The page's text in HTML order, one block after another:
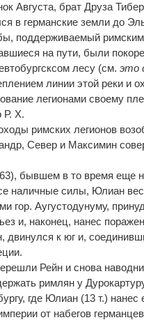
Августа, брат Друза
в германские земли до
поддерживаемый
на пути, были
лесу (см. это
линии этой реки и
легионами своему
Р. Х.
римских легионов
Север и Максимин
бывшем в то время еще
е наличные силы, Юлиан
гор. Аугустодунуму,
и, наконец, нанес
двинулся к юг и,
Рейн и снова
римлян у
где Юлиан (13 т.) нанес
от набегов